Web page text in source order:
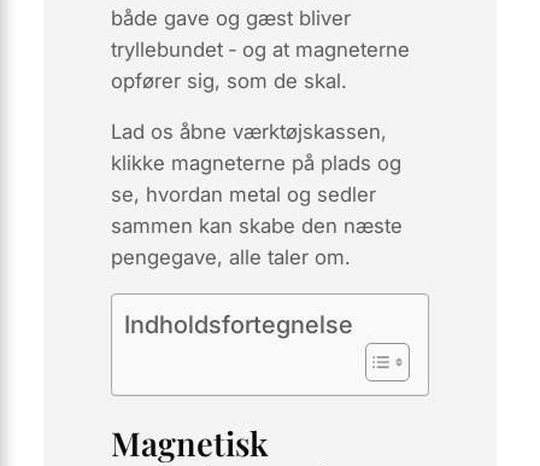
både gave og gæst bliver
tryllebundet ‑ og at magneterne
opfører sig, som de skal.
Lad os åbne værktøjskassen,
klikke magneterne på plads og
se, hvordan metal og sedler
sammen kan skabe den næste
pengegave, alle taler om.
Indholdsfortegnelse
Magnetisk